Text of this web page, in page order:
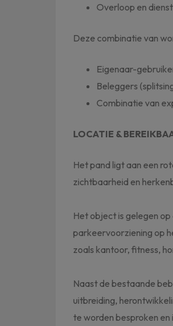
Overloop en
Deze combinatie van
Eigenaar-
Beleggers
Combinatie van
LOCATIE &
Het pand ligt aan een
zichtbaarheid en
Het object is gelegen
parkeervoorziening op
zoals kantoor, fitness,
Naast de bestaande
uitbreiding,
te worden besproken